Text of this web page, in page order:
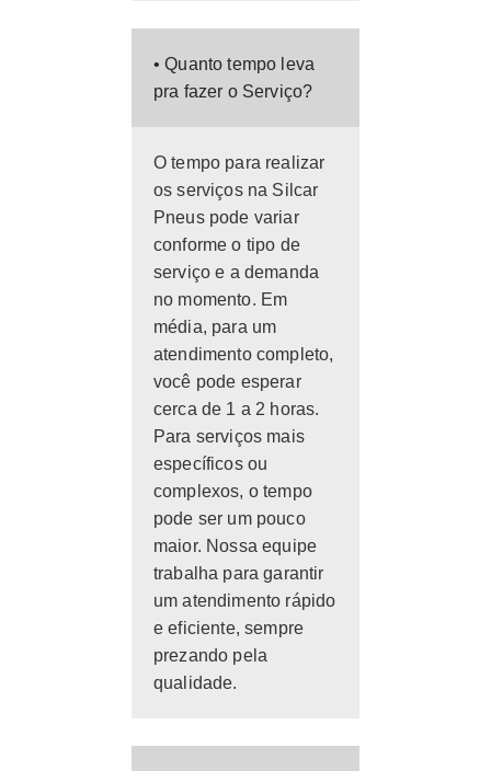
• Quanto tempo leva
pra fazer o Serviço?
O tempo para realizar
os serviços na Silcar
Pneus pode variar
conforme o tipo de
serviço e a demanda
no momento. Em
média, para um
atendimento completo,
você pode esperar
cerca de 1 a 2 horas.
Para serviços mais
específicos ou
complexos, o tempo
pode ser um pouco
maior. Nossa equipe
trabalha para garantir
um atendimento rápido
e eficiente, sempre
prezando pela
qualidade.